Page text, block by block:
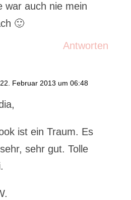
war auch nie mein
🙂
Antworten
Februar 2013 um 06:48
ist ein Traum. Es
sehr gut. Tolle